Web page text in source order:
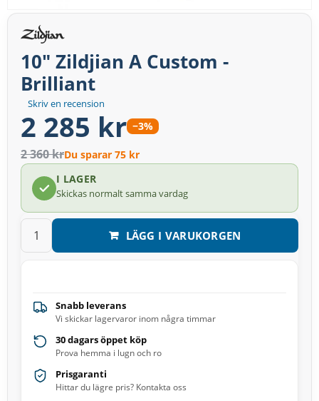
Skriv en recension
10" Zildjian A Custom -
Brilliant
2 285 kr −3%
2 360 krDu sparar 75 kr
I LAGER
Skickas normalt samma vardag
LÄGG I VARUKORGEN
Snabb leverans
Vi skickar lagervaror inom några timmar
30 dagars öppet köp
Prova hemma i lugn och ro
Prisgaranti
Hittar du lägre pris? Kontakta oss